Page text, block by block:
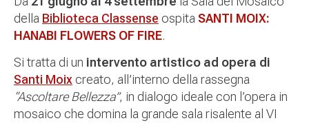
della Biblioteca Classense ospita SANTI MOIX:
HANABI FLOWERS OF FIRE.
Si tratta di un intervento artistico ad opera di
Santi Moix creato, all’interno della rassegna
“Ascoltare Bellezza”, in dialogo ideale con l’opera in
mosaico che domina la grande sala risalente al VI